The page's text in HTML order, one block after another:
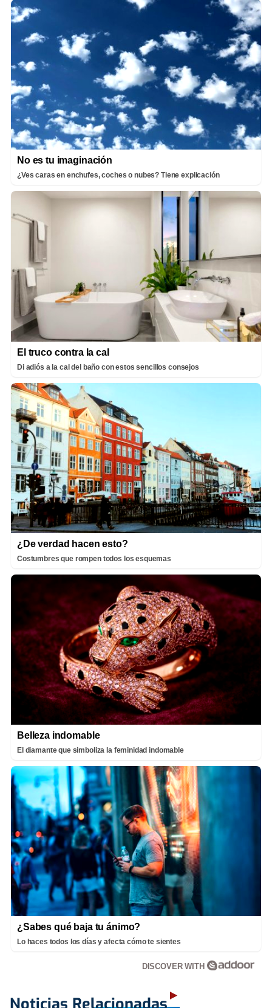
No es tu imaginación
¿Ves caras en enchufes, coches o nubes? Tiene explicación
El truco contra la cal
Di adiós a la cal del baño con estos sencillos consejos
¿De verdad hacen esto?
Costumbres que rompen todos los esquemas
Belleza indomable
El diamante que simboliza la feminidad indomable
¿Sabes qué baja tu ánimo?
Lo haces todos los días y afecta cómo te sientes
DISCOVER WITH